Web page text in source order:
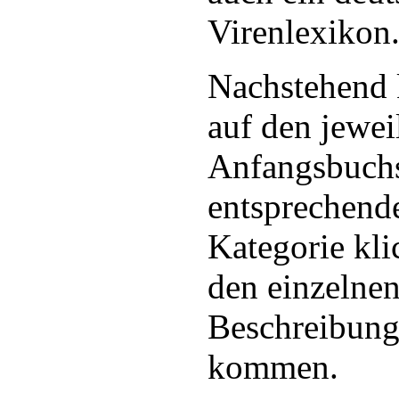
Virenlexikon.
auf den
Kategorie
den
kommen.